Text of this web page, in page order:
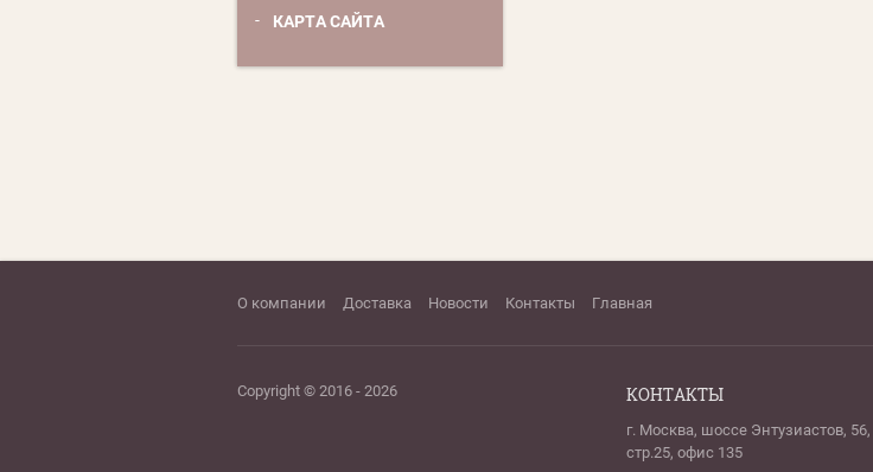
КАРТА САЙТА
О компании Доставка Новости Контакты Главная
Copyright © 2016 - 2026 КОНТАКТЫ
г. Москва, шоссе Энтузиастов, 56,
стр.25, офис 135